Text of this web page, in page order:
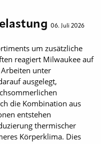
06. Juli 2026
um zusätzliche
reagiert Milwaukee auf
unter
ausgelegt,
die Kombination aus
entstehen
thermischer
Körperklima. Dies